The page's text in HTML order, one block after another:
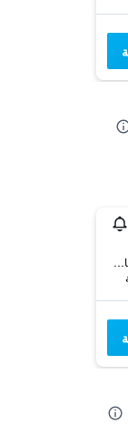
Soigrexa 19, بريون, غاليسيا, أسبانيا